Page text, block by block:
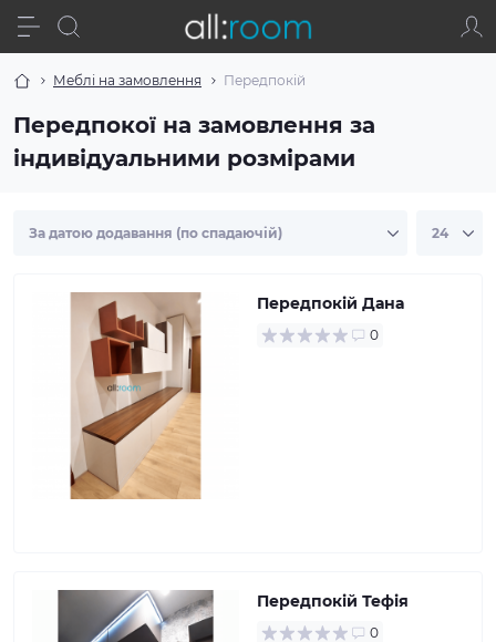
Меблі на замовлення Передпокій
Передпокої на замовлення за
індивідуальними розмірами
Передпокій Дана
0
Передпокій Тефія
0